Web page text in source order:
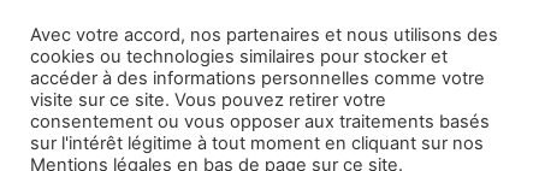
Mentions Légales et CGU Crédits
Avec votre accord, nos partenaires et nous utilisons des
cookies ou technologies similaires pour stocker et
accéder à des informations personnelles comme votre
visite sur ce site. Vous pouvez retirer votre
consentement ou vous opposer aux traitements basés
sur l'intérêt légitime à tout moment en cliquant sur nos
Mentions légales en bas de page sur ce site.